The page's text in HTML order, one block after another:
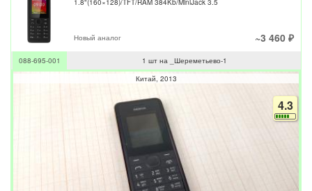
1.8"(160×128)/TFT/RAM 384Kb/MiniJack 3.5
Новый аналог ~3 460 ₽
088-695-001
1 шт на _Шереметьево-1
Китай 2013
4.3